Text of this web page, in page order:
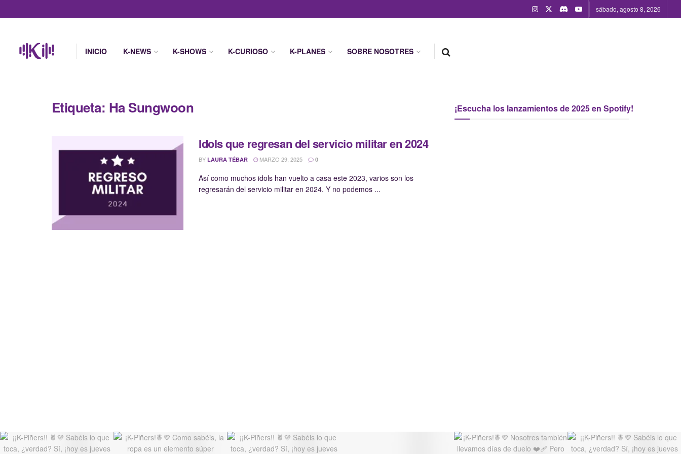
sábado, agosto 8, 2026
INICIO K-NEWS K-SHOWS K-CURIOSO K-PLANES SOBRE NOSOTRES
Etiqueta: Ha Sungwoon
Idols que regresan del servicio militar en 2024
BY LAURA TÉBAR MARZO 29, 2025 0
Así como muchos idols han vuelto a casa este 2023, varios son los
regresarán del servicio militar en 2024. Y no podemos ...
¡Escucha los lanzamientos de 2025 en Spotify!